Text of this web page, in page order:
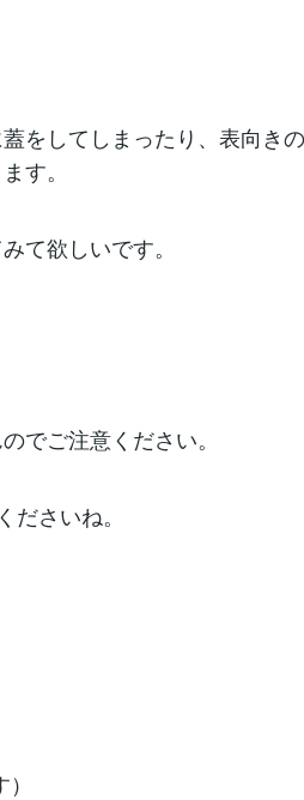
をしてしまったり、表向き
す。
て欲しいです。
でご注意ください。
さいね。